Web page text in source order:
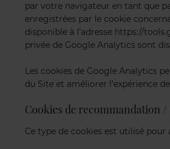
par votre navigateur en tant que
enregistrées par le cookie
disponible à l’adresse https://
privée de Google Analytics sont
Les cookies de Google Analytics
du Site et améliorer l’expérience
Cookies de recommandation
Ce type de cookies est utilisé